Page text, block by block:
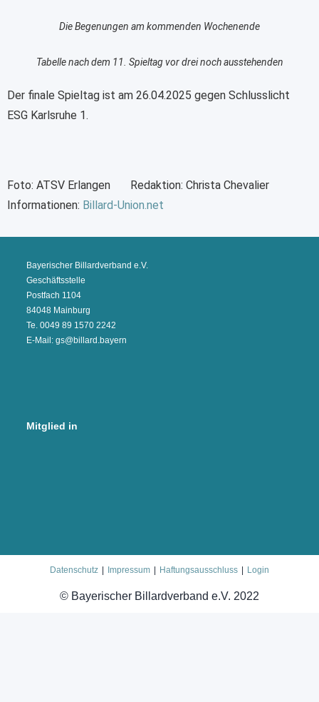
Die Begenungen am kommenden Wochenende
Tabelle nach dem 11. Spieltag vor drei noch ausstehenden
Der finale Spieltag ist am 26.04.2025 gegen Schlusslicht
ESG Karlsruhe 1.
Foto: ATSV Erlangen Redaktion: Christa Chevalier
Informationen: Billard-Union.net
Bayerischer Billardverband e.V.
Geschäftsstelle
Postfach 1104
84048 Mainburg
Te. 0049 89 1570 2242
E-Mail: gs@billard.bayern
Mitglied in
Datenschutz Impressum Haftungsausschluss Login
© Bayerischer Billardverband e.V. 2022